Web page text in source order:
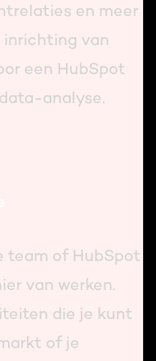
en meer
inrichting van
een HubSpot
analyse.
team of HubSpot
van werken.
die je kunt
of je